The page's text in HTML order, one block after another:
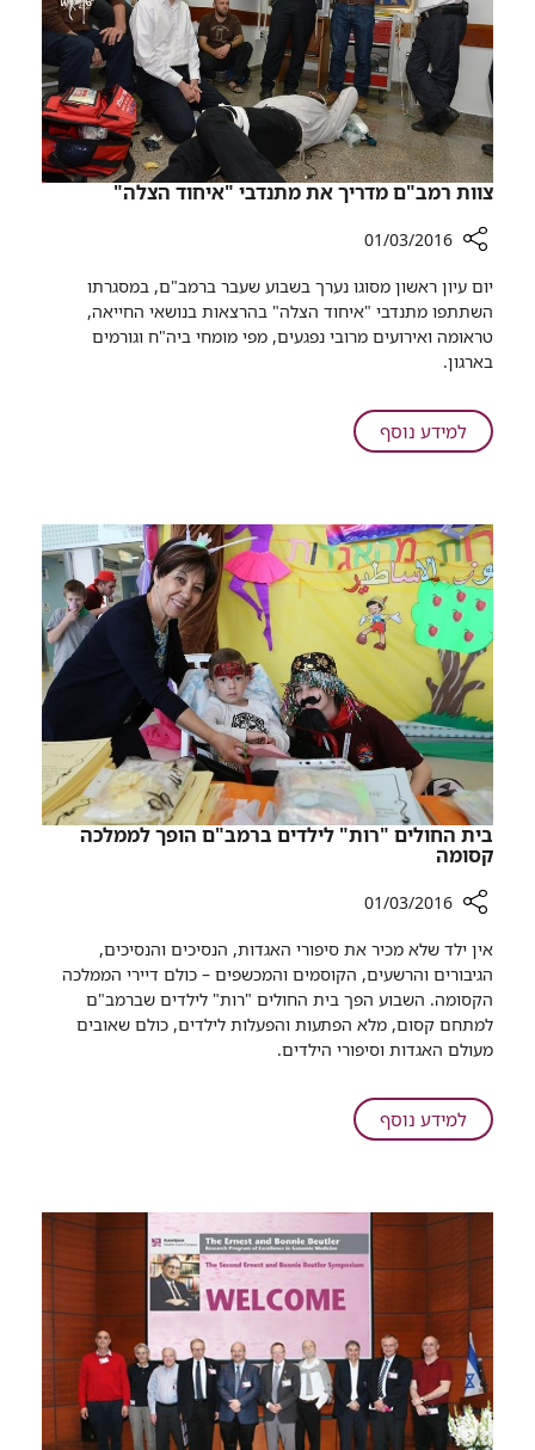
צוות רמב"ם מדריך את מתנדבי "איחוד הצלה"
שיתוף
צוות
רמב"ם
מדריך
מתנדבי
"איחוד
01/03/2016
יום עיון ראשון מסוגו נערך בשבוע שעבר ברמב"ם, במסגרתו
השתתפו מתנדבי "איחוד הצלה" בהרצאות בנושאי החייאה,
טראומה ואירועים מרובי נפגעים, מפי מומחי ביה"ח וגורמים
בארגון.
למידע נוסףעל
צוות
את
מתנדבי
"איחוד
הצלה"
בית החולים "רות" לילדים ברמב"ם הופך לממלכה
קסומה
שיתוף
בית
החולים
"רות"
לילדים
הופך
לממלכה
01/03/2016
אין ילד שלא מכיר את סיפורי האגדות, הנסיכים והנסיכים,
הגיבורים והרשעים, הקוסמים והמכשפים – כולם דיירי הממלכה
הקסומה. השבוע הפך בית החולים "רות" לילדים שברמב"ם
למתחם קסום, מלא הפתעות והפעלות לילדים, כולם שאובים
מעולם האגדות וסיפורי הילדים.
למידע נוסףעל
בית
לילדים
ברמב"ם
הופך
לממלכה